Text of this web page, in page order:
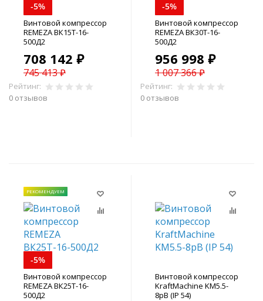
-5%
Винтовой компрессор
REMEZA ВК15Т-16-
500Д2
708 142 ₽
745 413 ₽
Рейтинг:
0 отзывов
-5%
Винтовой компрессор
REMEZA ВК30Т-16-
500Д2
956 998 ₽
1 007 366 ₽
Рейтинг:
0 отзывов
РЕКОМЕНДУЕМ
-5%
Винтовой компрессор
REMEZA ВК25Т-16-
500Д2
Винтовой компрессор
KraftMachine KM5.5-
8рВ (IP 54)